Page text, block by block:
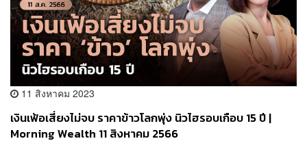
11 สิงหาคม 2023
เงินเฟ้อเสี่ยงไม่จบ ราคาข้าวโลกพุ่ง นิวไฮรอบเกือบ 15 ปี |
Morning Wealth 11 สิงหาคม 2566